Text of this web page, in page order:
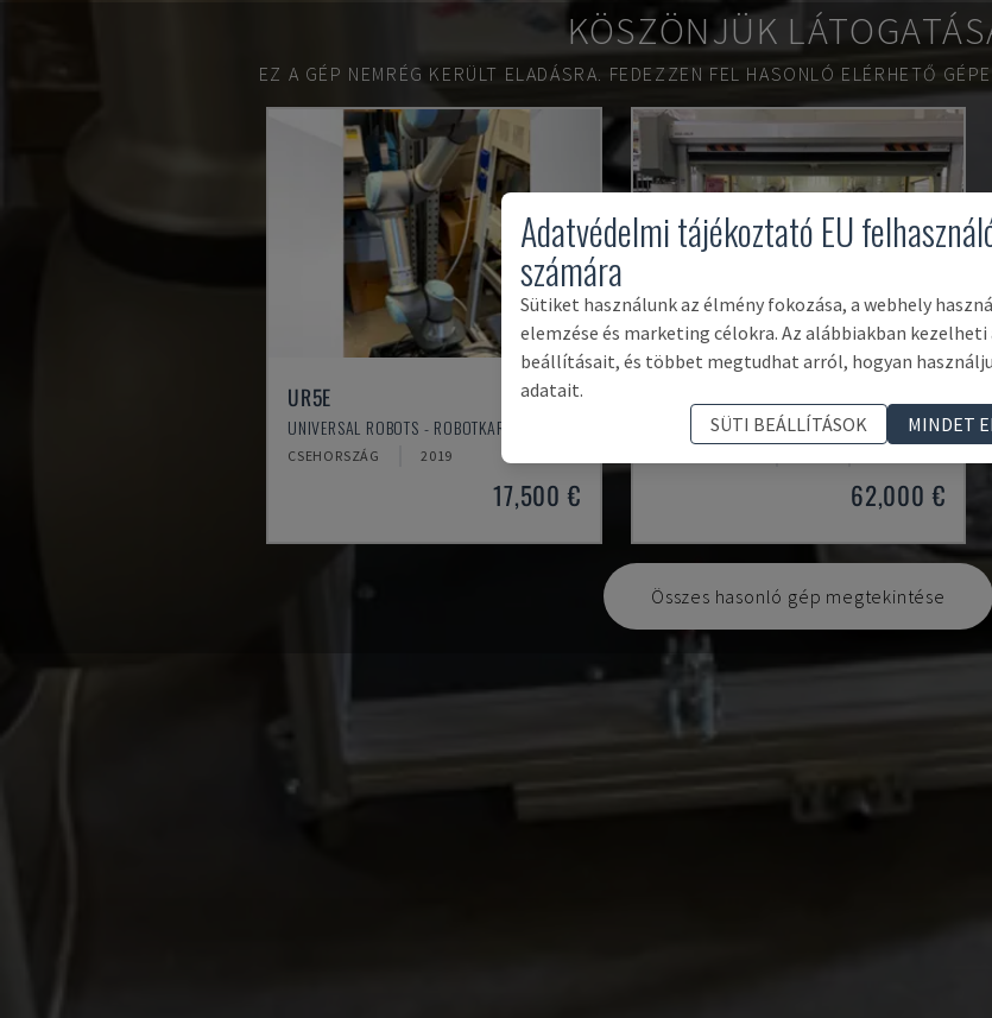
KÖSZÖNJÜK
EZ A GÉP NEMRÉG KERÜLT ELADÁSRA. FEDEZZEN FEL HASONLÓ ELÉRHETŐ
UR5E
UNIVERSAL ROBOTS - ROBOTKAR
CSEHORSZÁG 2019
17,500 €
AUDI TSV D5 TÜR
CHANGO - ROBOTKAR
62,000 €
Összes hasonló gép megtekintése
Adatvédelmi tájékoztató EU
számára
Sütiket használunk az élmény fokozása, a webhely
elemzése és marketing célokra. Az alábbiakban kezelheti
beállításait, és többet megtudhat arról, hogyan
adatait.
SÜTI BEÁLLÍTÁSOK
MINDET